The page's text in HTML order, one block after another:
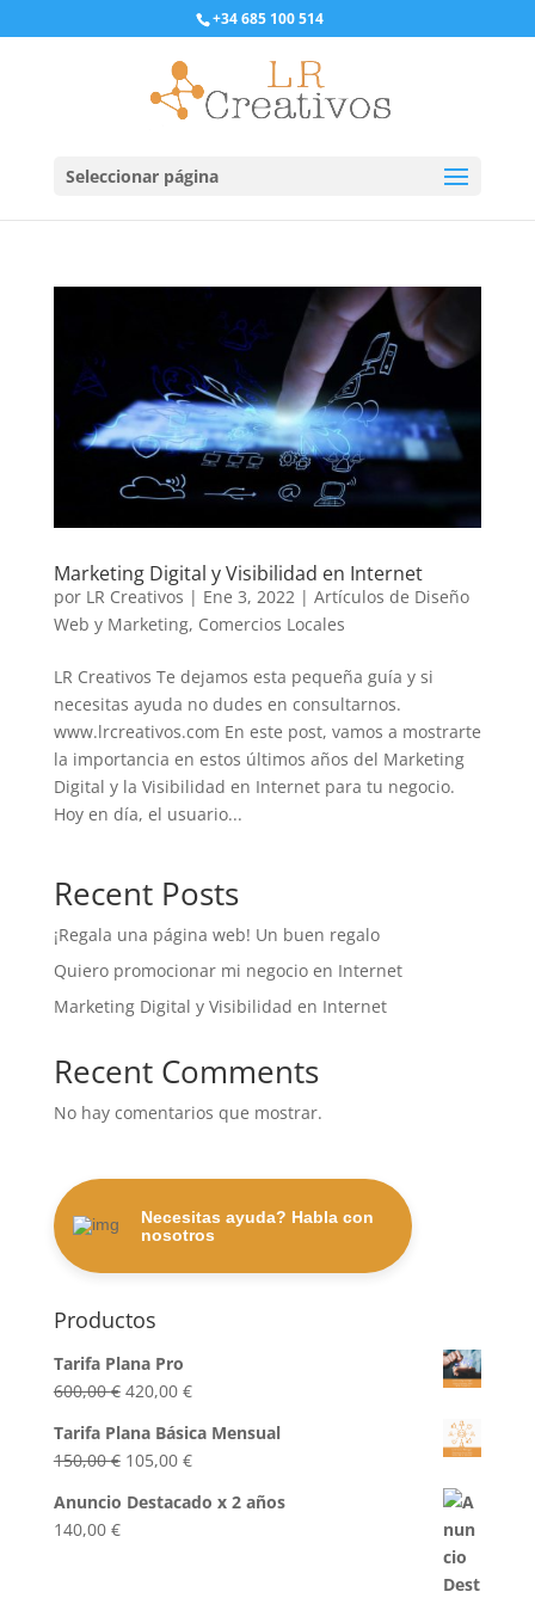
+34 685 100 514
Seleccionar página
Marketing Digital y Visibilidad en Internet
por LR Creativos | Ene 3, 2022 | Artículos de Diseño
Web y Marketing, Comercios Locales
LR Creativos Te dejamos esta pequeña guía y si
necesitas ayuda no dudes en consultarnos.
www.lrcreativos.com En este post, vamos a mostrarte
la importancia en estos últimos años del Marketing
Digital y la Visibilidad en Internet para tu negocio.
Hoy en día, el usuario...
Recent Posts
¡Regala una página web! Un buen regalo
Quiero promocionar mi negocio en Internet
Marketing Digital y Visibilidad en Internet
Recent Comments
No hay comentarios que mostrar.
Necesitas ayuda? Habla con
nosotros
Productos
Tarifa Plana Pro
600,00€ El
original
era:
600,00 €.
420,00 €El
actual
es:
420,00 €.
Tarifa Plana Básica Mensual
150,00€ El
original
105,00 €El
actual
Anuncio Destacado x 2 años
140,00 €